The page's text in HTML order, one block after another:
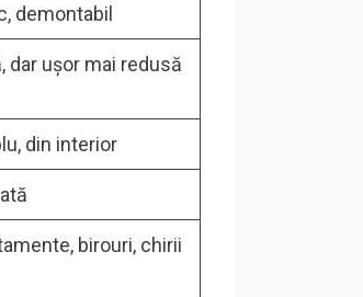
demontabil
dar ușor mai redusă
din interior
birouri, chirii